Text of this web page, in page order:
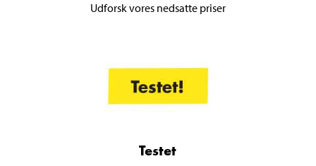
Udforsk vores nedsatte priser
Testet